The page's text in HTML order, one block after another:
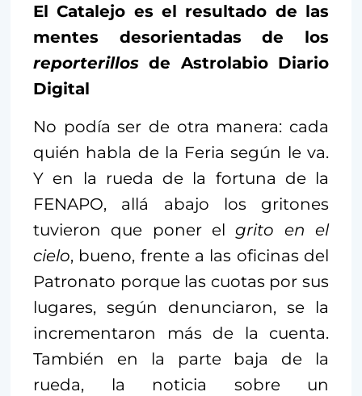
El Catalejo es el resultado de las
mentes desorientadas de los
reporterillos de Astrolabio Diario
Digital
No podía ser de otra manera: cada
quién habla de la Feria según le va.
Y en la rueda de la fortuna de la
FENAPO, allá abajo los gritones
tuvieron que poner el grito en el
cielo, bueno, frente a las oficinas del
Patronato porque las cuotas por sus
lugares, según denunciaron, se la
incrementaron más de la cuenta.
También en la parte baja de la
rueda, la noticia sobre un